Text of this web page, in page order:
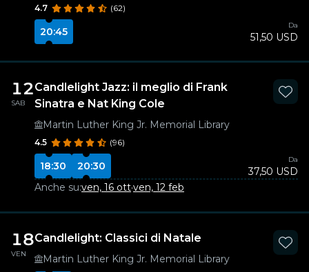
4.7 (62)
20:45
Da
51,50 USD
12
SAB
Candlelight Jazz: il meglio di Frank
Sinatra e Nat King Cole
Martin Luther King Jr. Memorial Library
4.5 (96)
18:30 20:30
Da
37,50 USD
Anche su:ven, 16 ott·ven, 12 feb
18
VEN
Candlelight: Classici di Natale
Martin Luther King Jr. Memorial Library